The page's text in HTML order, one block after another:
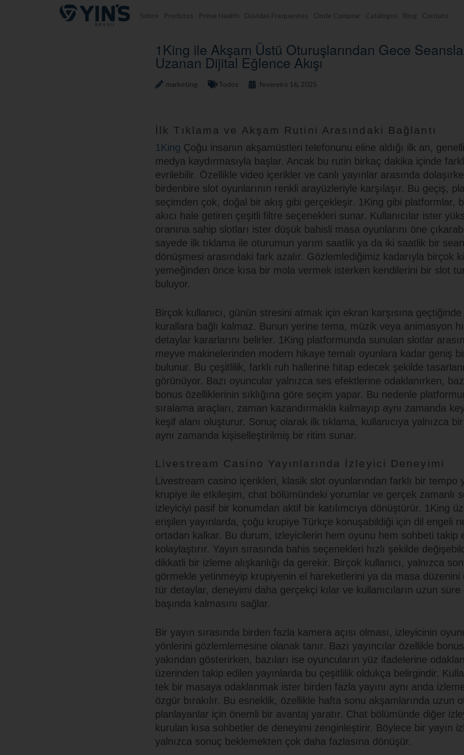
Pular para o conteúdo Sobre Produtos Prime Health Dúvidas Frequentes Onde Comprar Catálogos Blog Contato
1King ile Akşam Üstü Oturuşlarından Gece
Uzanan Dijital Eğlence Akışı
marketing Todos fevereiro 16, 2025
İlk Tıklama ve Akşam Rutini Arasındaki Bağlantı
1King Çoğu insanın akşamüstleri telefonunu eline aldığı ilk an,
medya kaydırmasıyla başlar. Ancak bu rutin birkaç dakika içinde
evrilebilir. Özellikle video içerikler ve canlı yayınlar arasında
birdenbire slot oyunlarının renkli arayüzleriyle karşılaşır. Bu geçiş,
seçimden çok, doğal bir akış gibi gerçekleşir. 1King gibi platformlar,
akıcı hale getiren çeşitli filtre seçenekleri sunar. Kullanıcılar ister
oranına sahip slotları ister düşük bahisli masa oyunlarını öne
sayede ilk tıklama ile oturumun yarım saatlik ya da iki saatlik bir
dönüşmesi arasındaki fark azalır. Gözlemlediğimiz kadarıyla birçok
yemeğinden önce kısa bir mola vermek isterken kendilerini bir slot
buluyor.
Birçok kullanıcı, günün stresini atmak için ekran karşısına geçtiğinde
kurallara bağlı kalmaz. Bunun yerine tema, müzik veya animasyon
detaylar kararlarını belirler. 1King platformunda sunulan slotlar
meyve makinelerinden modern hikaye temalı oyunlara kadar geniş
bulunur. Bu çeşitlilik, farklı ruh hallerine hitap edecek şekilde
görünüyor. Bazı oyuncular yalnızca ses efektlerine odaklanırken,
bonus özelliklerinin sıklığına göre seçim yapar. Bu nedenle
sıralama araçları, zaman kazandırmakla kalmayıp aynı zamanda
keşif alanı oluşturur. Sonuç olarak ilk tıklama, kullanıcıya yalnızca
aynı zamanda kişiselleştirilmiş bir ritim sunar.
Livestream Casino Yayınlarında İzleyici Deneyimi
Livestream casino içerikleri, klasik slot oyunlarından farklı bir tempo
krupiye ile etkileşim, chat bölümündeki yorumlar ve gerçek zamanlı
izleyiciyi pasif bir konumdan aktif bir katılımcıya dönüştürür. 1King
erişilen yayınlarda, çoğu krupiye Türkçe konuşabildiği için dil engeli
ortadan kalkar. Bu durum, izleyicilerin hem oyunu hem sohbeti takip
kolaylaştırır. Yayın sırasında bahis seçenekleri hızlı şekilde
dikkatli bir izleme alışkanlığı da gerekir. Birçok kullanıcı, yalnızca
görmekle yetinmeyip krupiyenin el hareketlerini ya da masa düzenini
tür detaylar, deneyimi daha gerçekçi kılar ve kullanıcıların uzun süre
başında kalmasını sağlar.
Bir yayın sırasında birden fazla kamera açısı olması, izleyicinin
yönlerini gözlemlemesine olanak tanır. Bazı yayıncılar özellikle bonus
yakından gösterirken, bazıları ise oyuncuların yüz ifadelerine
üzerinden takip edilen yayınlarda bu çeşitlilik oldukça belirgindir.
tek bir masaya odaklanmak ister birden fazla yayını aynı anda
özgür bırakılır. Bu esneklik, özellikle hafta sonu akşamlarında uzun
planlayanlar için önemli bir avantaj yaratır. Chat bölümünde diğer
kurulan kısa sohbetler de deneyimi zenginleştirir. Böylece bir yayın
yalnızca sonuç beklemekten çok daha fazlasına dönüşür.